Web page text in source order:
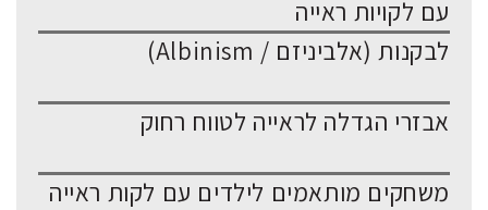
עם לקויות ראייה
לבקנות (אלביניזם / Albinism)
אבזרי הגדלה לראייה לטווח רחוק
משחקים מותאמים לילדים עם לקות ראייה